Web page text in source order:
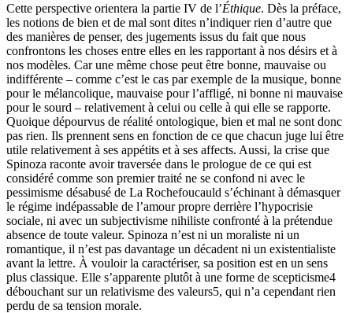
Cette perspective orientera la partie IV de l’Éthique. Dès la préface,
les notions de bien et de mal sont dites n’indiquer rien d’autre que
des manières de penser, des jugements issus du fait que nous
confrontons les choses entre elles en les rapportant à nos désirs et à
nos modèles. Car une même chose peut être bonne, mauvaise ou
indifférente – comme c’est le cas par exemple de la musique, bonne
pour le mélancolique, mauvaise pour l’affligé, ni bonne ni mauvaise
pour le sourd – relativement à celui ou celle à qui elle se rapporte.
Quoique dépourvus de réalité ontologique, bien et mal ne sont donc
pas rien. Ils prennent sens en fonction de ce que chacun juge lui être
utile relativement à ses appétits et à ses affects. Aussi, la crise que
Spinoza raconte avoir traversée dans le prologue de ce qui est
considéré comme son premier traité ne se confond ni avec le
pessimisme désabusé de La Rochefoucauld s’échinant à démasquer
le régime indépassable de l’amour propre derrière l’hypocrisie
sociale, ni avec un subjectivisme nihiliste confronté à la prétendue
absence de toute valeur. Spinoza n’est ni un moraliste ni un
romantique, il n’est pas davantage un décadent ni un existentialiste
avant la lettre. À vouloir la caractériser, sa position est en un sens
plus classique. Elle s’apparente plutôt à une forme de scepticisme4
débouchant sur un relativisme des valeurs5, qui n’a cependant rien
perdu de sa tension morale.